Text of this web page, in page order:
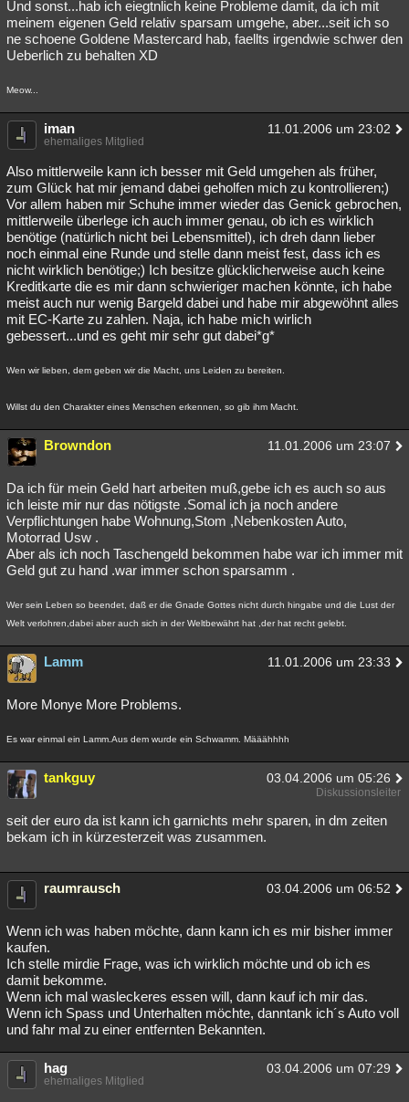
Und sonst...hab ich eiegtnlich keine Probleme damit, da ich mit
meinem eigenen Geld relativ sparsam umgehe, aber...seit ich so
ne schoene Goldene Mastercard hab, faellts irgendwie schwer den
Ueberlich zu behalten XD
Meow...
iman 11.01.2006 um 23:02
ehemaliges Mitglied
Also mittlerweile kann ich besser mit Geld umgehen als früher,
zum Glück hat mir jemand dabei geholfen mich zu kontrollieren;)
Vor allem haben mir Schuhe immer wieder das Genick gebrochen,
mittlerweile überlege ich auch immer genau, ob ich es wirklich
benötige (natürlich nicht bei Lebensmittel), ich dreh dann lieber
noch einmal eine Runde und stelle dann meist fest, dass ich es
nicht wirklich benötige;) Ich besitze glücklicherweise auch keine
Kreditkarte die es mir dann schwieriger machen könnte, ich habe
meist auch nur wenig Bargeld dabei und habe mir abgewöhnt alles
mit EC-Karte zu zahlen. Naja, ich habe mich wirlich
gebessert...und es geht mir sehr gut dabei*g*
Wen wir lieben, dem geben wir die Macht, uns Leiden zu bereiten.
Willst du den Charakter eines Menschen erkennen, so gib ihm Macht.
Browndon 11.01.2006 um 23:07
Da ich für mein Geld hart arbeiten muß,gebe ich es auch so aus
ich leiste mir nur das nötigste .Somal ich ja noch andere
Verpflichtungen habe Wohnung,Stom ,Nebenkosten Auto,
Motorrad Usw .
Aber als ich noch Taschengeld bekommen habe war ich immer mit
Geld gut zu hand .war immer schon sparsamm .
Wer sein Leben so beendet, daß er die Gnade Gottes nicht durch hingabe und die Lust der
Welt verlohren,dabei aber auch sich in der Weltbewährt hat ,der hat recht gelebt.
Lamm 11.01.2006 um 23:33
More Monye More Problems.
Es war einmal ein Lamm.Aus dem wurde ein Schwamm. Määähhhh
tankguy 03.04.2006 um 05:26
Diskussionsleiter
seit der euro da ist kann ich garnichts mehr sparen, in dm zeiten
bekam ich in kürzesterzeit was zusammen.
raumrausch 03.04.2006 um 06:52
Wenn ich was haben möchte, dann kann ich es mir bisher immer
kaufen.
Ich stelle mirdie Frage, was ich wirklich möchte und ob ich es
damit bekomme.
Wenn ich mal wasleckeres essen will, dann kauf ich mir das.
Wenn ich Spass und Unterhalten möchte, danntank ich´s Auto voll
und fahr mal zu einer entfernten Bekannten.
hag 03.04.2006 um 07:29
ehemaliges Mitglied